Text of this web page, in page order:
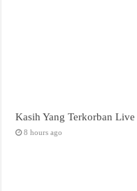
Kasih Yang Terkorban
8 hours ago